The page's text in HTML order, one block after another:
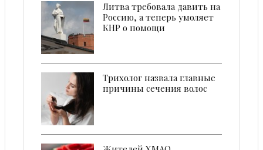
Литва требовала давить на
Россию, а теперь умоляет
КНР о помощи
Трихолог назвала главные
причины сечения волос